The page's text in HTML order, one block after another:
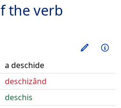
the verb
Train
a deschide
deschizând
deschis